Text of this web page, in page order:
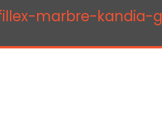
marbre-kandia-